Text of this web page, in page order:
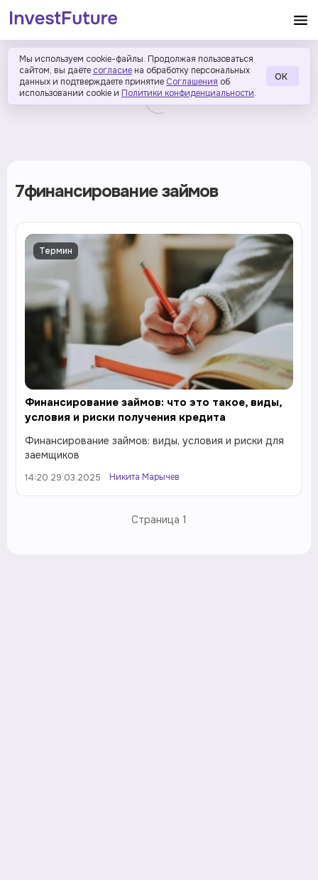
Мы используем cookie-файлы. Продолжая пользоваться
сайтом, вы даёте согласие на обработку персональных
данных и подтверждаете принятие Соглашения об
использовании cookie и Политики конфиденциальности.
ОК
7финансирование займов
Термин
Финансирование займов: что это такое, виды,
условия и риски получения кредита
Финансирование займов: виды, условия и риски для
заемщиков
14:20 29.03.2025 Никита Марычев
Страница 1